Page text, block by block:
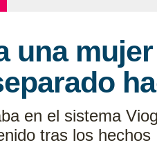
una
en el sistema
tras los hechos